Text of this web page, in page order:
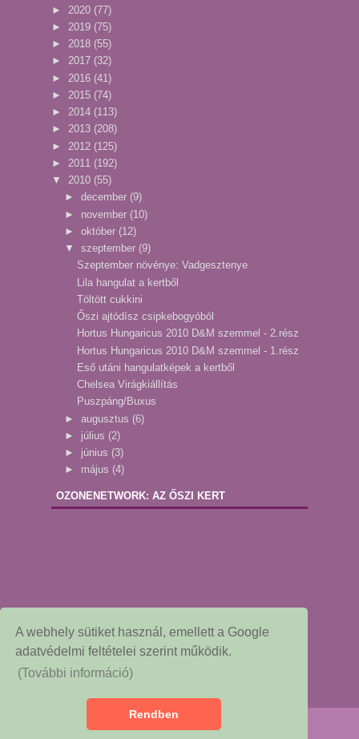
A webhely sütiket használ, emellett a Google
adatvédelmi feltételei szerint működik.
(További információ)
Rendben
► 2020 (77)
► 2019 (75)
► 2018 (55)
► 2017 (32)
► 2016 (41)
► 2015 (74)
► 2014 (113)
► 2013 (208)
► 2012 (125)
► 2011 (192)
▼ 2010 (55)
► december (9)
► november (10)
► október (12)
▼ szeptember (9)
Szeptember növénye: Vadgesztenye
Lila hangulat a kertből
Töltött cukkini
Őszi ajtódísz csipkebogyóból
Hortus Hungaricus 2010 D&M szemmel - 2.rész
Hortus Hungaricus 2010 D&M szemmel - 1.rész
Eső utáni hangulatképek a kertből
Chelsea Virágkiállítás
Puszpáng/Buxus
► augusztus (6)
► július (2)
► június (3)
► május (4)
OZONENETWORK: AZ ŐSZI KERT
Dekor és Mentha